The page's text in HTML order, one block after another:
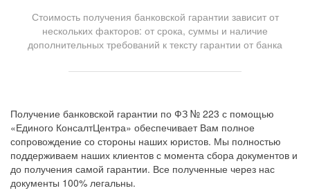
Стоимость получения банковской гарантии зависит от
нескольких факторов: от срока, суммы и наличие
дополнительных требований к тексту гарантии от банка
Получение банковской гарантии по ФЗ № 223 с помощью
«Единого КонсалтЦентра» обеспечивает Вам полное
сопровождение со стороны наших юристов. Мы полностью
поддерживаем наших клиентов с момента сбора документов и
до получения самой гарантии. Все полученные через нас
документы 100% легальны.